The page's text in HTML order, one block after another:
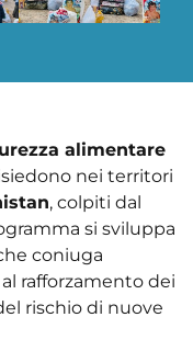
alimentare
nei territori
, colpiti dal
si sviluppa
coniuga
rafforzamento dei
rischio di nuove